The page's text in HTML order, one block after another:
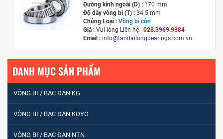
Đường kính ngoài (D) :170 mm
Độ dày vòng bi (T) :34.5 mm
Chủng Loại : Vòng bi côn
Giá :Vui lòng Liên hệ - 028.3969.9384
Email : info@tandailongbearings.com.vn
DANH MỤC SẢN PHẨM
VÒNG BI / BẠC ĐẠN KG
VÒNG BI / BẠC ĐẠN KOYO
VÒNG BI / BẠC ĐẠN NTN